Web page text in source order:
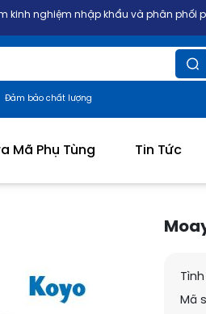
nhập khẩu và phân phối phụ tùng
Đảm bảo chất lượng
Mã Phụ Tùng Tin Tức
Mã